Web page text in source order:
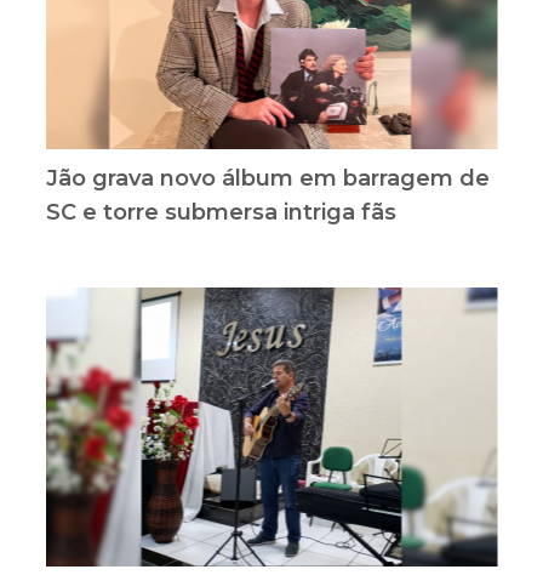
Jão grava novo álbum em barragem de
SC e torre submersa intriga fãs